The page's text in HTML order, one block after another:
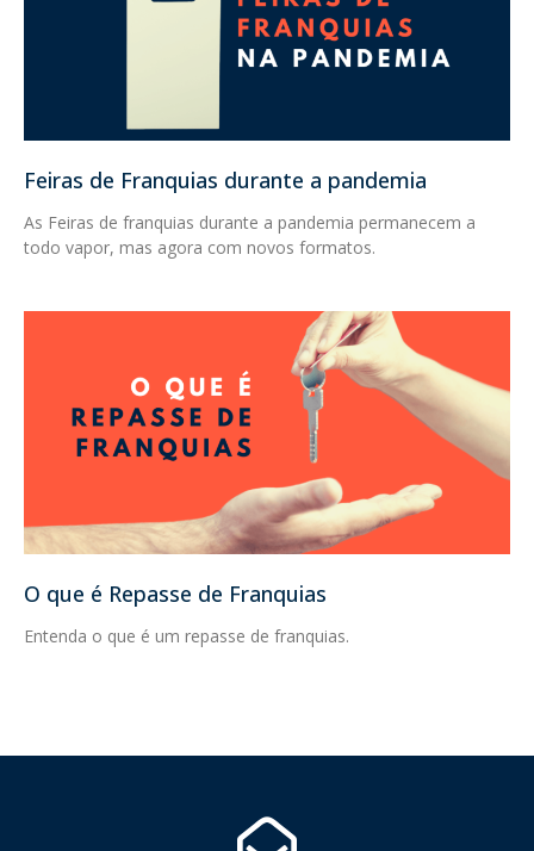
Feiras de Franquias durante a pandemia
As Feiras de franquias durante a pandemia permanecem a
todo vapor, mas agora com novos formatos.
O que é Repasse de Franquias
Entenda o que é um repasse de franquias.